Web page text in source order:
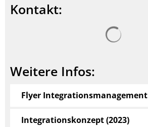
Kontakt:
Weitere Infos:
Flyer Integrationsmanagement
Integrationskonzept (2023)